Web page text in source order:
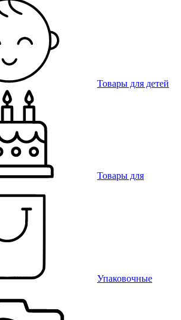
Товары для детей
Товары для
Упаковочные